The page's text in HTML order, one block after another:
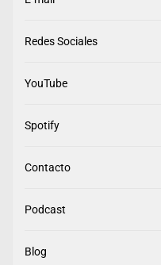
Redes Sociales
YouTube
Spotify
Contacto
Podcast
Blog